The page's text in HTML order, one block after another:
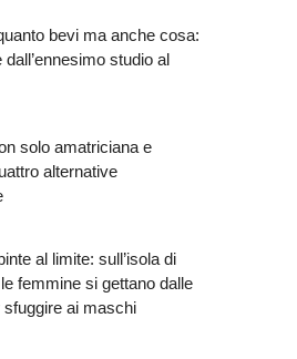
bevi ma anche cosa:
studio al
solo amatriciana e
alternative
al limite: sull’isola di
femmine si gettano dalle
ai maschi